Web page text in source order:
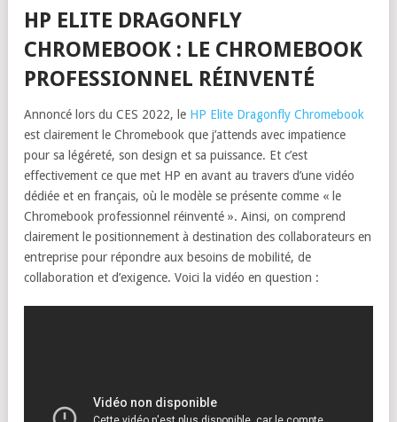
HP ELITE DRAGONFLY
CHROMEBOOK : LE CHROMEBOOK
PROFESSIONNEL RÉINVENTÉ
Annoncé lors du CES 2022, le HP Elite Dragonfly Chromebook
est clairement le Chromebook que j’attends avec impatience
pour sa légéreté, son design et sa puissance. Et c’est
effectivement ce que met HP en avant au travers d’une vidéo
dédiée et en français, où le modèle se présente comme « le
Chromebook professionnel réinventé ». Ainsi, on comprend
clairement le positionnement à destination des collaborateurs en
entreprise pour répondre aux besoins de mobilité, de
collaboration et d’exigence. Voici la vidéo en question :